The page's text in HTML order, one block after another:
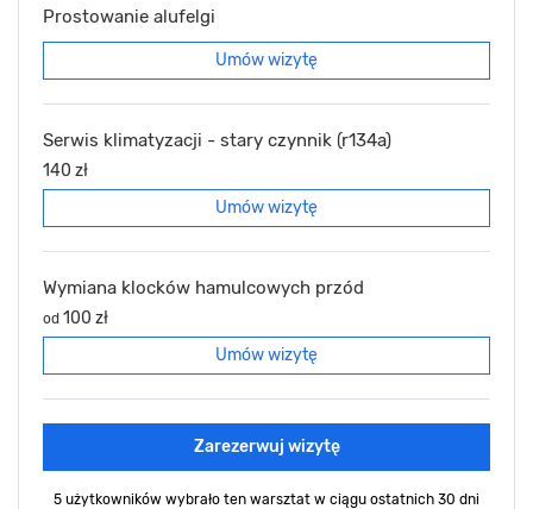
Prostowanie alufelgi
Umów wizytę
Serwis klimatyzacji - stary czynnik (r134a)
140 zł
Umów wizytę
Wymiana klocków hamulcowych przód
od 100 zł
Umów wizytę
Zarezerwuj wizytę
5 użytkowników wybrało ten warsztat w ciągu ostatnich 30 dni